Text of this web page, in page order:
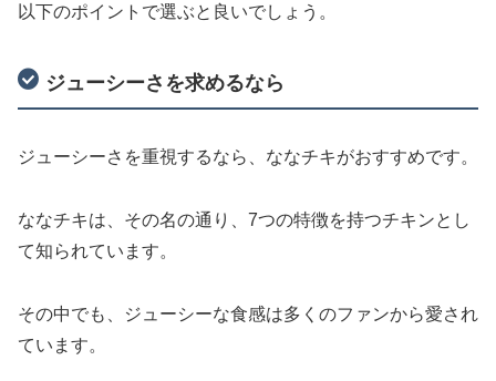
以下のポイントで選ぶと良いでしょう。
ジューシーさを求めるなら
ジューシーさを重視するなら、ななチキがおすすめです。
ななチキは、その名の通り、7つの特徴を持つチキンとし
て知られています。
その中でも、ジューシーな食感は多くのファンから愛され
ています。